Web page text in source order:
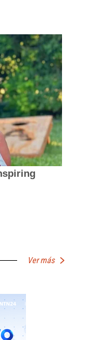
Ver más